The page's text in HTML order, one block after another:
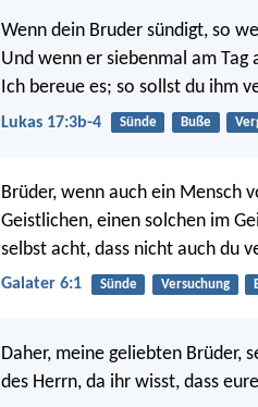
Wenn dein Bruder sündigt, so
Und wenn er siebenmal am
Ich bereue es; so sollst du ihm
Lukas 17:3b-4 Sünde Buße
Brüder, wenn auch ein Mensch
Geistlichen, einen solchen im
selbst acht, dass nicht auch du
Galater 6:1 Sünde Versuchung
Daher, meine geliebten Brüder,
des Herrn, da ihr wisst, dass